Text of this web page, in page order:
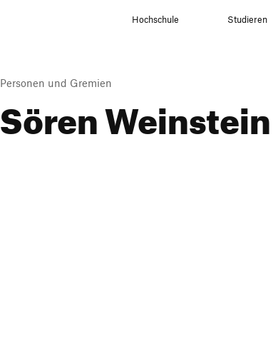
Hochschule Studieren
Personen und Gremien
Sören Weinstein